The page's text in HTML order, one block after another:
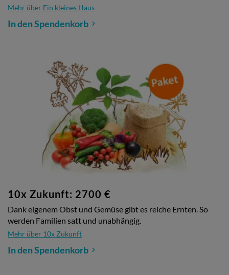
Mehr über Ein kleines Haus
In den Spendenkorb
10x Zukunft: 2700 €
Dank eigenem Obst und Gemüse gibt es reiche Ernten. So
werden Familien satt und unabhängig.
Mehr über 10x Zukunft
In den Spendenkorb